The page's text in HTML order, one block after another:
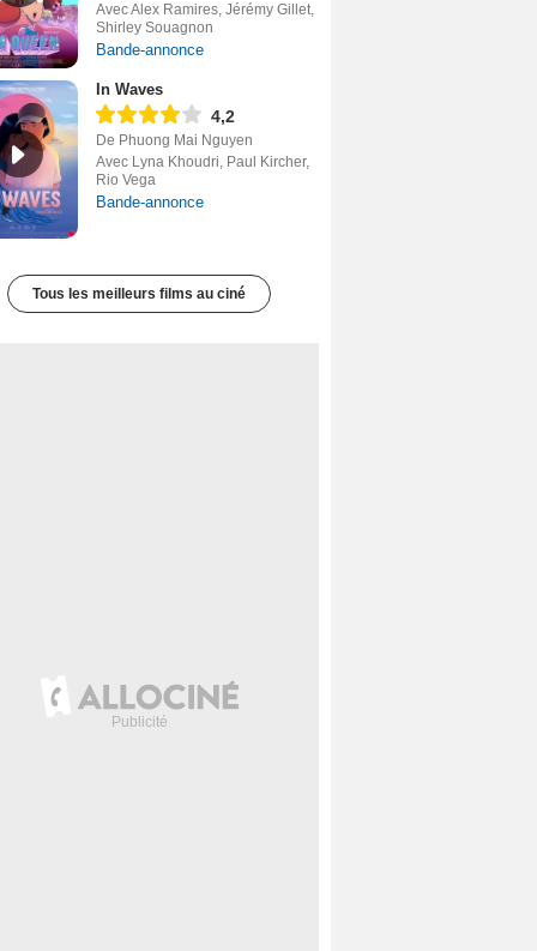
Avec Alex Ramires, Jérémy Gillet,
Shirley Souagnon
Bande-annonce
In Waves
4,2
De Phuong Mai Nguyen
Avec Lyna Khoudri, Paul Kircher,
Rio Vega
Bande-annonce
Tous les meilleurs films au ciné